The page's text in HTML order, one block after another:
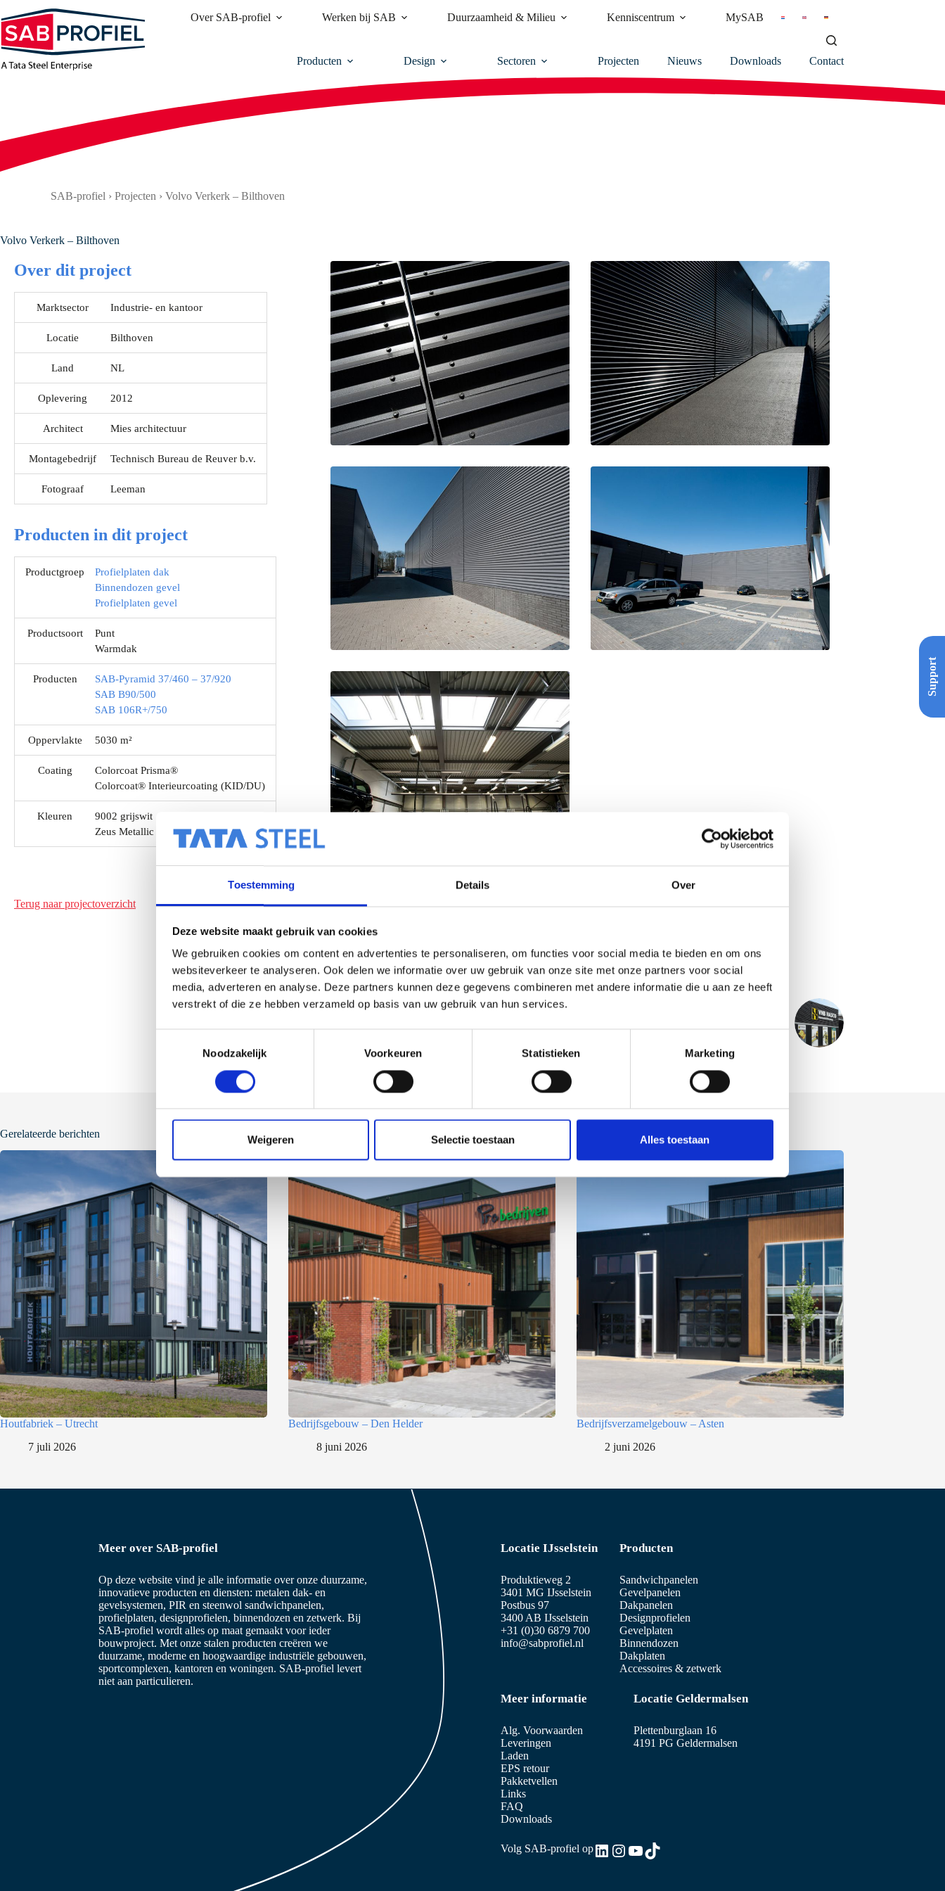
Toestemming Details Over
Deze website maakt gebruik van cookies
We gebruiken cookies om content en advertenties te personaliseren, om functies voor social media te bieden en om ons
websiteverkeer te analyseren. Ook delen we informatie over uw gebruik van onze site met onze partners voor social
media, adverteren en analyse. Deze partners kunnen deze gegevens combineren met andere informatie die u aan ze heeft
verstrekt of die ze hebben verzameld op basis van uw gebruik van hun services.
i
n
g
s
e
l
e
i
Noodzakelijk Voorkeuren Statistieken Marketing
Weigeren Selectie toestaan Alles toestaan
naar
de
inhoud
Over SAB-profiel Werken bij SAB Duurzaamheid & Milieu Kenniscentrum MySAB
Producten Design Sectoren Projecten Nieuws Downloads Contact
SAB-profiel › Projecten › Volvo Verkerk – Bilthoven
Volvo Verkerk – Bilthoven
Over dit project
Marktsector Industrie- en kantoor
Locatie Bilthoven
Land NL
Oplevering 2012
Architect Mies architectuur
Montagebedrijf Technisch Bureau de Reuver b.v.
Fotograaf Leeman
Producten in dit project
Productgroep
Profielplaten dak
Binnendozen gevel
Profielplaten gevel
Productsoort
Punt
Warmdak
Producten
SAB-Pyramid 37/460 – 37/920
SAB B90/500
SAB 106R+/750
Oppervlakte 5030 m²
Coating
Colorcoat Prisma®
Colorcoat® Interieurcoating (KID/DU)
Kleuren
9002 grijswit
Zeus Metallic
Terug naar projectoverzicht
Bestpoint Gebouw 3-4 - Best
Gerelateerde berichten
Houtfabriek – Utrecht
7 juli 2026
Bedrijfsgebouw – Den Helder
8 juni 2026
Bedrijfsverzamelgebouw – Asten
2 juni 2026
Support
Meer over SAB-profiel
Op deze website vind je alle informatie over onze duurzame,
innovatieve producten en diensten: metalen dak- en
gevelsystemen, PIR en steenwol sandwichpanelen,
profielplaten, designprofielen, binnendozen en zetwerk. Bij
SAB-profiel wordt alles op maat gemaakt voor ieder
bouwproject. Met onze stalen producten creëren we
duurzame, moderne en hoogwaardige industriële gebouwen,
sportcomplexen, kantoren en woningen. SAB-profiel levert
niet aan particulieren.
Locatie IJsselstein
Produktieweg 2
3401 MG IJsselstein
Postbus 97
3400 AB IJsselstein
+31 (0)30 6879 700
info@sabprofiel.nl
Producten
Sandwichpanelen
Gevelpanelen
Dakpanelen
Designprofielen
Gevelplaten
Binnendozen
Dakplaten
Accessoires & zetwerk
Meer informatie
Alg. Voorwaarden
Leveringen
Laden
EPS retour
Pakketvellen
Links
FAQ
Downloads
Locatie Geldermalsen
Plettenburglaan 16
4191 PG Geldermalsen
Volg SAB-profiel opLinkedIn
Instagram
YouTube
TikTok